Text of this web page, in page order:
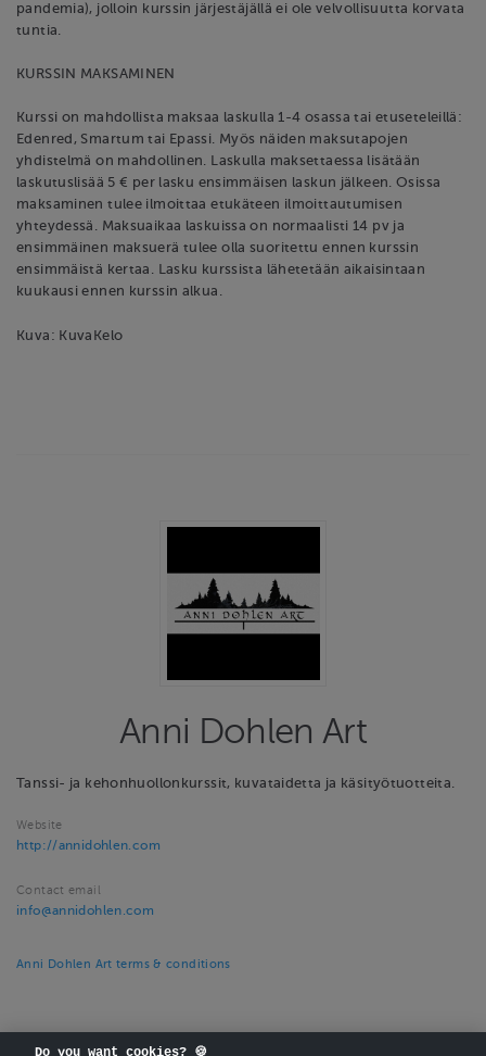
pandemia), jolloin kurssin järjestäjällä ei ole velvollisuutta korvata
tuntia.
KURSSIN MAKSAMINEN
Kurssi on mahdollista maksaa laskulla 1-4 osassa tai etuseteleillä:
Edenred, Smartum tai Epassi. Myös näiden maksutapojen
yhdistelmä on mahdollinen. Laskulla maksettaessa lisätään
laskutuslisää 5 € per lasku ensimmäisen laskun jälkeen. Osissa
maksaminen tulee ilmoittaa etukäteen ilmoittautumisen
yhteydessä. Maksuaikaa laskuissa on normaalisti 14 pv ja
ensimmäinen maksuerä tulee olla suoritettu ennen kurssin
ensimmäistä kertaa. Lasku kurssista lähetetään aikaisintaan
kuukausi ennen kurssin alkua.
Kuva: KuvaKelo
Anni Dohlen Art
Tanssi- ja kehonhuollonkurssit, kuvataidetta ja käsityötuotteita.
Website
http://annidohlen.com
Contact email
info@annidohlen.com
Anni Dohlen Art terms & conditions